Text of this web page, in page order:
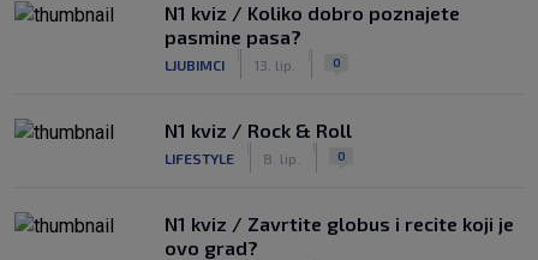
N1 kviz / Koliko dobro poznajete
pasmine pasa?
LJUBIMCI 13. lip. 0
N1 kviz / Rock & Roll
LIFESTYLE 8. lip. 0
N1 kviz / Zavrtite globus i recite koji je
ovo grad?